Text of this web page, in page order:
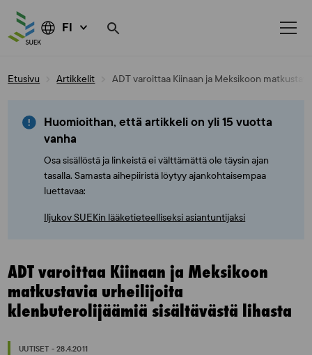
FI
Etusivu Artikkelit ADT varoittaa Kiinaan ja Meksikoon
Huomioithan, että artikkeli on yli 15 vuotta
vanha
Osa sisällöstä ja linkeistä ei välttämättä ole täysin ajan
tasalla. Samasta aihepiiristä löytyy ajankohtaisempaa
luettavaa:
Iljukov SUEKin lääketieteelliseksi asiantuntijaksi
ADT varoittaa Kiinaan ja Meksikoon
matkustavia urheilijoita
klenbuterolijäämiä sisältävästä lihasta
UUTISET - 28.4.2011